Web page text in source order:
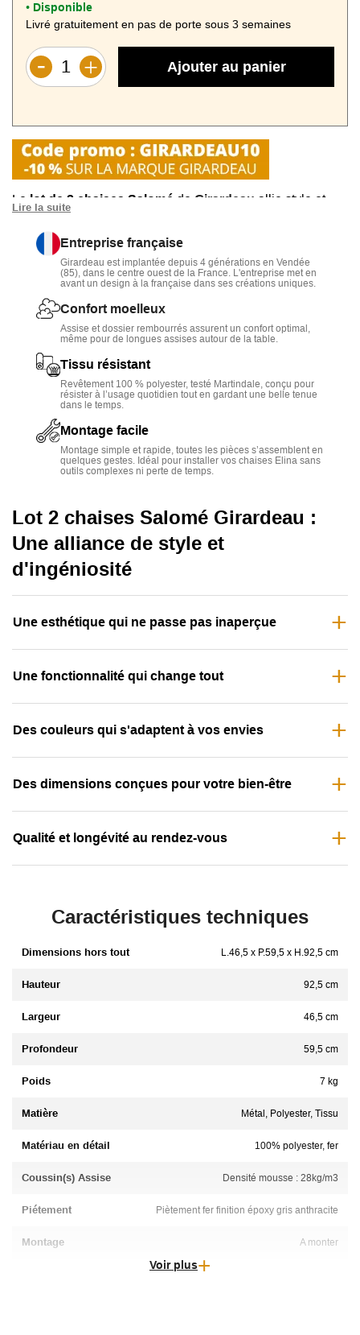
• Disponible
Livré gratuitement en pas de porte sous 3 semaines
Ajouter au panier
Le lot de 2 chaises Salomé de Girardeau allie style et
verticalet sonassise lisseet rembourrée.
poignée arrondie intégréeen haut du dossier facilite
leur déplacement sans risquer de salir le tissu.
Disponibles ensix coloris
sable, rose saumon, gris anthracite, vert bouteille), elles
s’adaptent à tous les styles.
Leurs dimensions (L.46,5 x P.59,5 x H.92,5 cm) et leur
mousse haute densité 28 kg/m³
garantissent un confort
optimal.
Conçues avec despieds en métal époxyet untissu testé
Martindale 30 000 tours, elles sont durables et élégantes.
Lire la suite
Entreprise française
Girardeau est implantée depuis 4 générations en Vendée
(85), dans le centre ouest de la France. L'entreprise met en
avant un design à la française dans ses créations uniques.
Confort moelleux
Assise et dossier rembourrés assurent un confort optimal,
même pour de longues assises autour de la table.
Tissu résistant
Revêtement 100 % polyester, testé Martindale, conçu pour
résister à l’usage quotidien tout en gardant une belle tenue
dans le temps.
Montage facile
Montage simple et rapide, toutes les pièces s’assemblent en
quelques gestes. Idéal pour installer vos chaises Elina sans
outils complexes ni perte de temps.
Lot 2 chaises Salomé Girardeau :
Une alliance de style et
d'ingéniosité
Une esthétique qui ne passe pas inaperçue
Une fonctionnalité qui change tout
Des couleurs qui s'adaptent à vos envies
Des dimensions conçues pour votre bien-être
Qualité et longévité au rendez-vous
Caractéristiques techniques
Dimensions hors tout L.46,5 x P.59,5 x H.92,5 cm
Hauteur 92,5 cm
Largeur 46,5 cm
Profondeur 59,5 cm
Poids 7 kg
Matière Métal, Polyester, Tissu
Matériau en détail 100% polyester, fer
Coussin(s) Assise Densité mousse : 28kg/m3
Piétement Piètement fer finition époxy gris anthracite
Montage A monter
Voir plus